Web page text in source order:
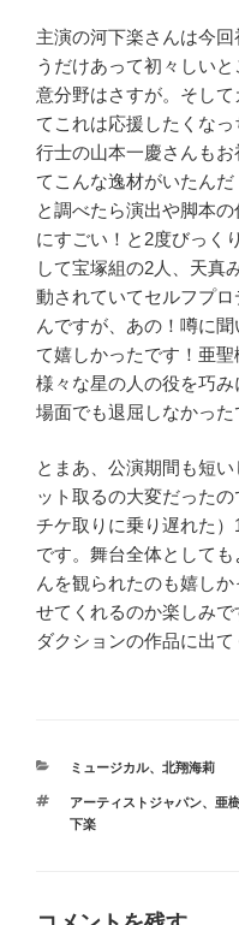
主演の河下楽さんは今
うだけあって初々しい
意分野はさすが。そし
てこれは応援したくな
行士の山本一慶さんも
てこんな逸材がいたん
と調べたら演出や脚本
にすごい！と 2度びっく
して宝塚組の2人、天真
動されていてセルフプ
んですが、あの！噂に
て嬉しかったです！亜
様々な星の人の役を巧
場面でも退屈しなかった
とまあ、公演期間も短
ット取るの大変だった
チケ取りに乗り遅れた）
です。舞台全体として
んを観られたのも嬉し
せてくれるのか楽しみ
ダクションの作品に出て
カ
ゴ
リ
ミュージカル、 北翔海莉
タ
グ
アーティストジャパン、 亜
下楽